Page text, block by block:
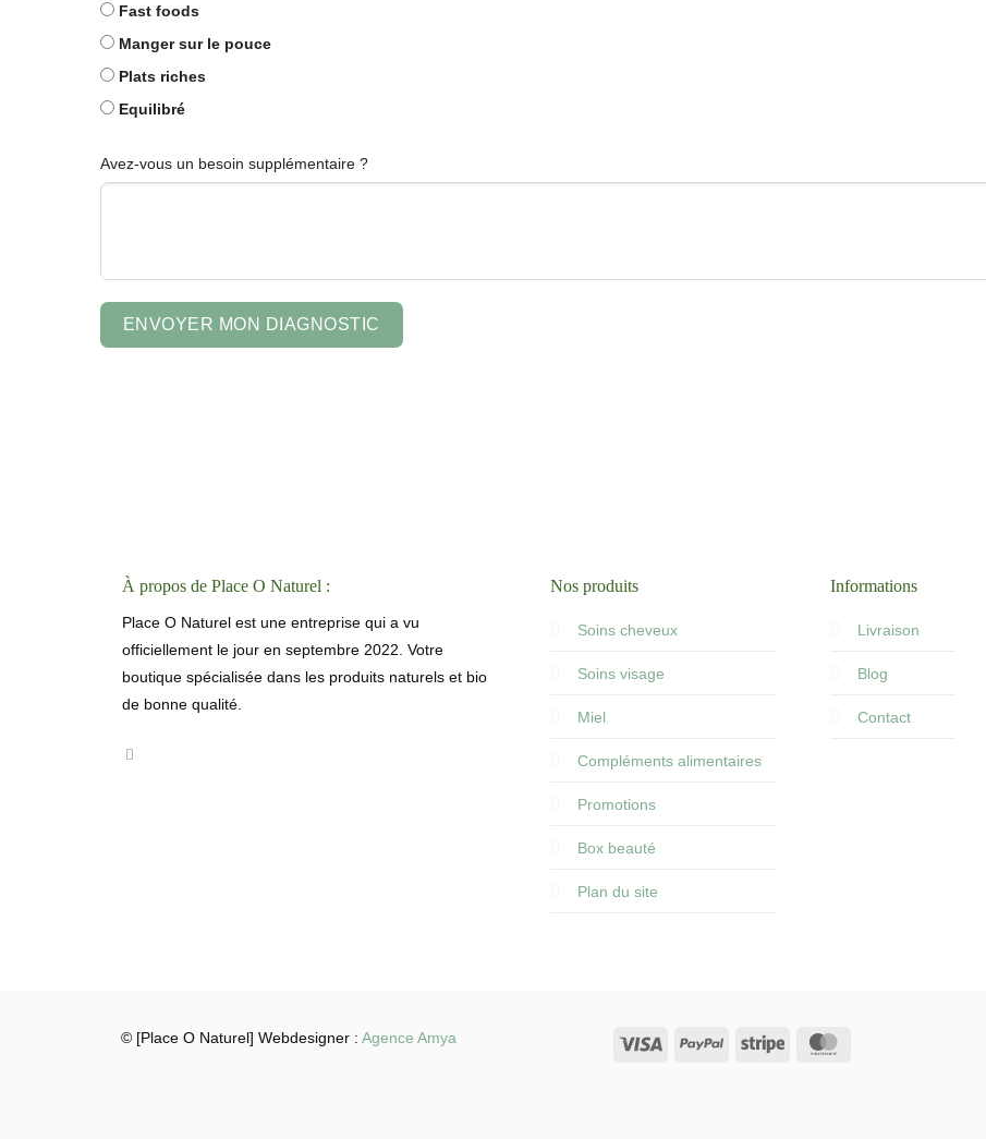
Fast foods
Manger sur le pouce
Plats riches
Equilibré
Avez-vous un besoin supplémentaire ?
ENVOYER MON DIAGNOSTIC
À propos de Place O Naturel :
Place O Naturel est une entreprise qui a vu
officiellement le jour en septembre 2022. Votre
boutique spécialisée dans les produits naturels et bio
de bonne qualité.
Nos produits
Soins cheveux
Soins visage
Miel
Compléments alimentaires
Promotions
Box beauté
Plan du site
Informations
Livraison
Blog
Contact
© [Place O Naturel] Webdesigner : Agence Amya